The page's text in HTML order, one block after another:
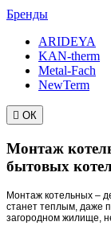
Бренды
ARIDEYA
KAN-therm
Metal-Fach
NewTerm
 ОК
Монтаж
бытовых
Монтаж котельных –
станет теплым, даже
загородном жилище,